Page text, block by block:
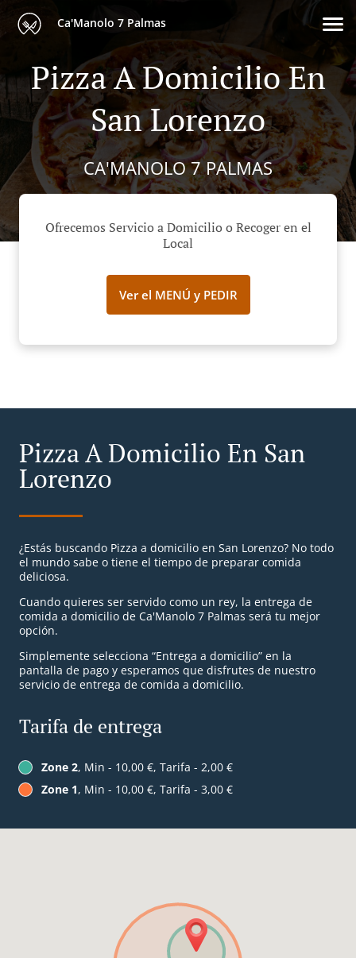
Ca'Manolo 7 Palmas
Pizza A Domicilio En
San Lorenzo
CA'MANOLO 7 PALMAS
Ofrecemos Servicio a Domicilio o Recoger en el
Local
Ver el MENÚ y PEDIR
Pizza A Domicilio En San
Lorenzo
¿Estás buscando Pizza a domicilio en San Lorenzo? No todo
el mundo sabe o tiene el tiempo de preparar comida
deliciosa.
Cuando quieres ser servido como un rey, la entrega de
comida a domicilio de Ca'Manolo 7 Palmas será tu mejor
opción.
Simplemente selecciona “Entrega a domicilio” en la
pantalla de pago y esperamos que disfrutes de nuestro
servicio de entrega de comida a domicilio.
Tarifa de entrega
Zone 2, Min - 10,00 €, Tarifa - 2,00 €
Zone 1, Min - 10,00 €, Tarifa - 3,00 €